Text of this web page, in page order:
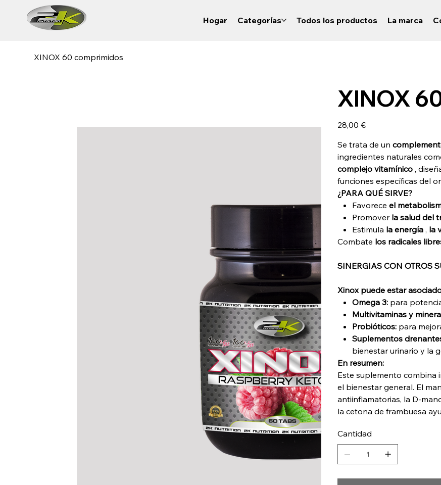
Hogar Categorías Todos los productos La marca
XINOX 60 comprimidos
XINOX
28,00 €
Se trata de un
ingredientes naturales
complejo vitamínico ,
funciones específicas del
¿PARA QUÉ SIRVE?
Favorece el
Promover la salud del
Estimula la energía, la
Combate los radicales
SINERGIAS CON OTROS
Xinox puede estar
Omega 3:para
Multivitaminas y
Probióticos:para
Suplementos
bienestar urinario y la
En resumen:
Este suplemento combina
el bienestar general. El
antiinflamatorias, la D-
la cetona de frambuesa
Cantidad